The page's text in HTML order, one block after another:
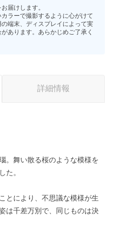
届けします。
ラーで撮影するように心がけて
端末、ディスプレイによって実
あります。あらかじめご了承く
詳細情報
。舞い散る桜のような模様を
た。
とにより、不思議な模様が生
は千差万別で、同じものは決